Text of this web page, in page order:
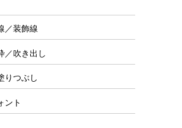
／装飾線
／吹き出し
りつぶし
ント